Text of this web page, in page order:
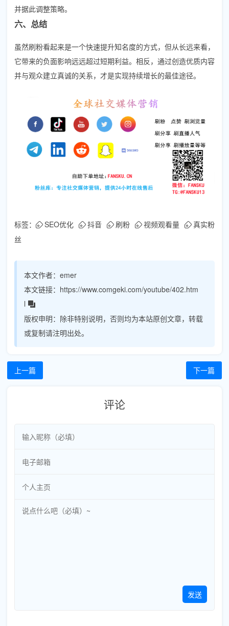
并据此调整策略。
六、总结
虽然刷粉看起来是一个快速提升知名度的方式，但从长远来看，
它带来的负面影响远远超过短期利益。相反，通过创造优质内容
并与观众建立真诚的关系，才是实现持续增长的最佳途径。
标签： SEO优化 抖音 刷粉 视频观看量
真实粉
丝
本文作者： emer
本文链接： https://www.comgeki.com/youtube/402.htm
l
版权申明： 除非特别说明，否则均为本站原创文章，转载
或复制请注明出处。
上一篇 下一篇
评论
发送